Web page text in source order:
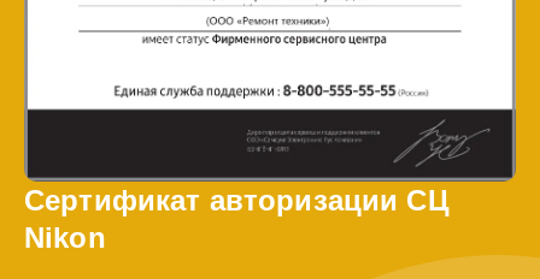
Сертификат авторизации СЦ
Nikon